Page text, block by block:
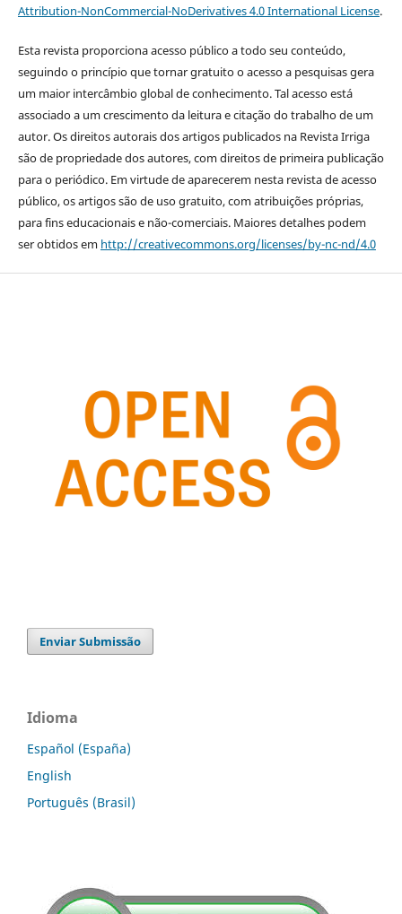
Attribution-NonCommercial-NoDerivatives 4.0 International License.
Esta revista proporciona acesso público a todo seu conteúdo,
seguindo o princípio que tornar gratuito o acesso a pesquisas gera
um maior intercâmbio global de conhecimento. Tal acesso está
associado a um crescimento da leitura e citação do trabalho de um
autor. Os direitos autorais dos artigos publicados na Revista Irriga
são de propriedade dos autores, com direitos de primeira publicação
para o periódico. Em virtude de aparecerem nesta revista de acesso
público, os artigos são de uso gratuito, com atribuições próprias,
para fins educacionais e não-comerciais. Maiores detalhes podem
ser obtidos em http://creativecommons.org/licenses/by-nc-nd/4.0
Enviar Submissão
Idioma
Español (España)
English
Português (Brasil)